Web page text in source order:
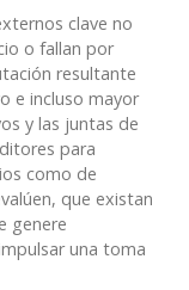
clave no
o fallan por
resultante
e incluso mayor
y las juntas de
para
como de
que existan
genere
una toma